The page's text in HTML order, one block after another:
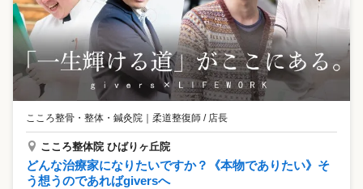
こころ整骨・整体・鍼灸院 柔道整復師 / 店長
こころ整体院 ひばりヶ丘院
どんな治療家になりたいですか？《本物でありたい》そ
う想うのであればgiversへ